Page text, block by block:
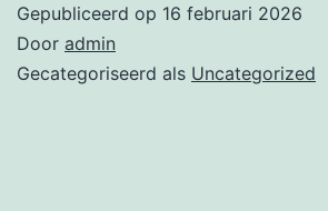
Gepubliceerd op 16 februari 2026
Door admin
Gecategoriseerd als Uncategorized